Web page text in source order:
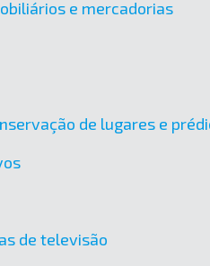
e mercadorias
de lugares e
de televisão